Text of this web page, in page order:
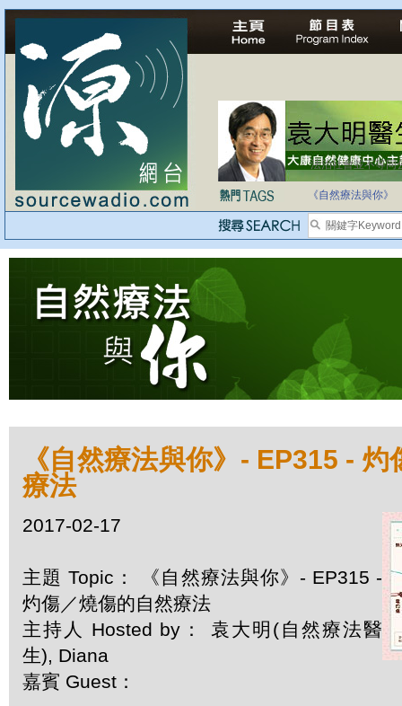
法治社會並不等同
自家教育合法化-
《自然療法與你》
《自然療法與你》- EP315 -
療法
2017-02-17
主題 Topic： 《自然療法與你》- EP315 -
灼傷／燒傷的自然療法
主持人 Hosted by： 袁大明(自然療法醫
生), Diana
嘉賓 Guest：